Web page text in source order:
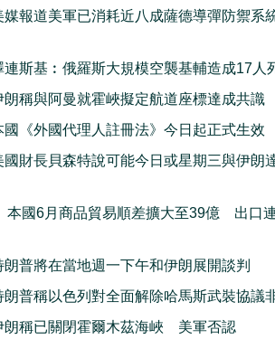
媒報道美軍已消耗近八成薩德導彈防禦系
連斯基︰俄羅斯大規模空襲基輔造成17人
朗稱與阿曼就霍峽擬定航道座標達成共識
國《外國代理人註冊法》今日起正式生效
國財長貝森特說可能今日或星期三與伊朗
本國6月商品貿易順差擴大至39億 出口
朗普將在當地週一下午和伊朗展開談判
朗普稱以色列對全面解除哈馬斯武裝協議
朗稱已關閉霍爾木茲海峽 美軍否認